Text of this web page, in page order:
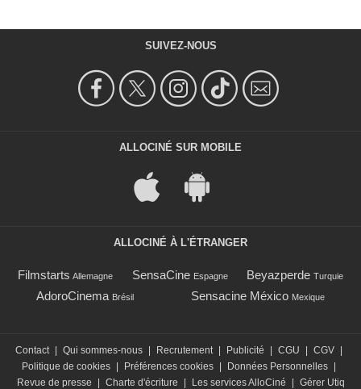
SUIVEZ-NOUS
ALLOCINÉ SUR MOBILE
ALLOCINÉ À L'ÉTRANGER
Filmstarts Allemagne SensaCine Espagne Beyazperde Turquie
AdoroCinema Brésil Sensacine México Mexique
Contact Qui sommes-nous Recrutement Publicité CGU CGV
Politique de cookies
Préférences cookies Données Personnelles
Revue de presse
Charte d'écriture Les services AlloCiné Gérer Utiq